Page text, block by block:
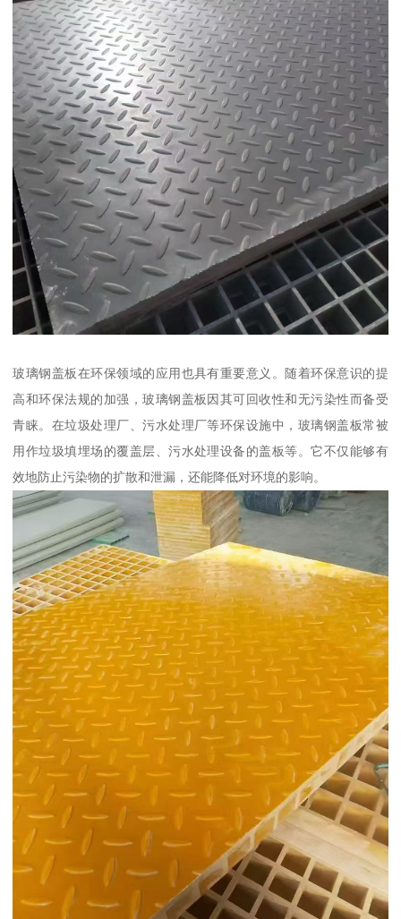
玻璃钢盖板在环保领域的应用也具有重要意义。随着环保意识的提
高和环保法规的加强，玻璃钢盖板因其可回收性和无污染性而备受
青睐。在垃圾处理厂、污水处理厂等环保设施中，玻璃钢盖板常被
用作垃圾填埋场的覆盖层、污水处理设备的盖板等。它不仅能够有
效地防止污染物的扩散和泄漏，还能降低对环境的影响。